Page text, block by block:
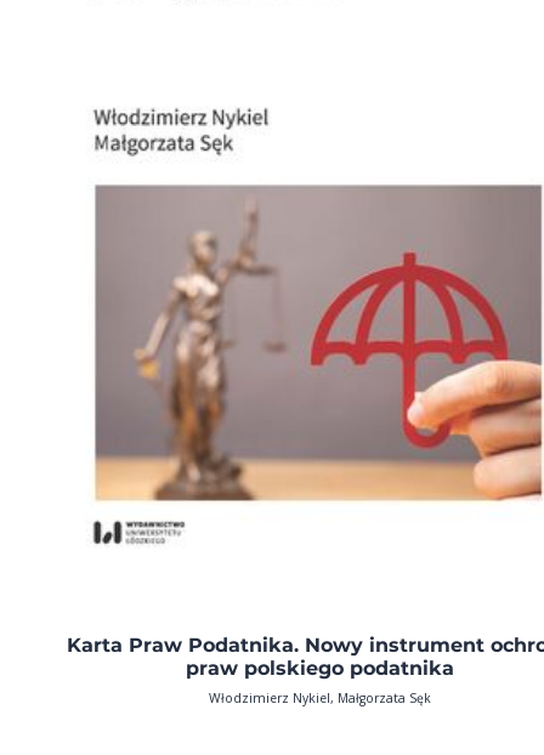
Karta Praw Podatnika. Nowy instrument
praw polskiego podatnika
Włodzimierz Nykiel, Małgorzata Sęk